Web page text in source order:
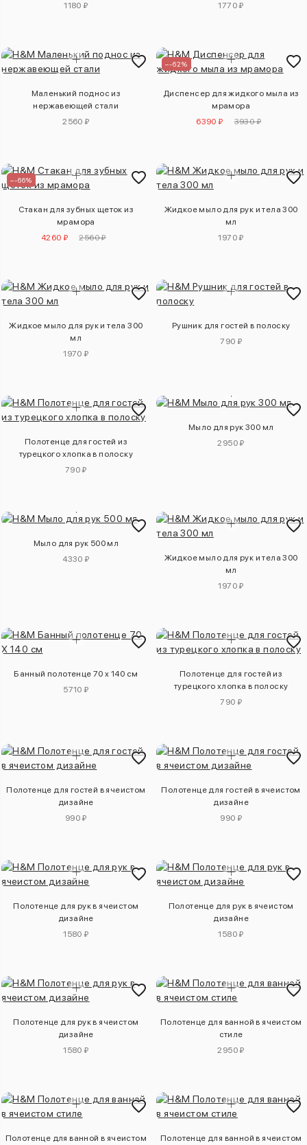
1180 ₽ 1770 ₽
Маленький поднос из
нержавеющей стали
2560 ₽
–-62%
Диспенсер для жидкого мыла из
мрамора
6390 ₽
3930 ₽
–-66%
Стакан для зубных щеток из
мрамора
4260 ₽
2560 ₽
Жидкое мыло для рук и тела 300
мл
1970 ₽
Жидкое мыло для рук и тела 300
мл
1970 ₽
Рушник для гостей в полоску
790 ₽
Полотенце для гостей из
турецкого хлопка в полоску
790 ₽
Мыло для рук 300 мл
2950 ₽
Мыло для рук 500 мл
4330 ₽
Жидкое мыло для рук и тела 300
мл
1970 ₽
Банный полотенце 70 x 140 см
5710 ₽
Полотенце для гостей из
турецкого хлопка в полоску
790 ₽
Полотенце для гостей в ячеистом
дизайне
990 ₽
Полотенце для гостей в ячеистом
дизайне
990 ₽
Полотенце для рук в ячеистом
дизайне
1580 ₽
Полотенце для рук в ячеистом
дизайне
1580 ₽
Полотенце для рук в ячеистом
дизайне
1580 ₽
Полотенце для ванной в ячеистом
стиле
2950 ₽
Полотенце для ванной в ячеистом
Полотенце для ванной в ячеистом